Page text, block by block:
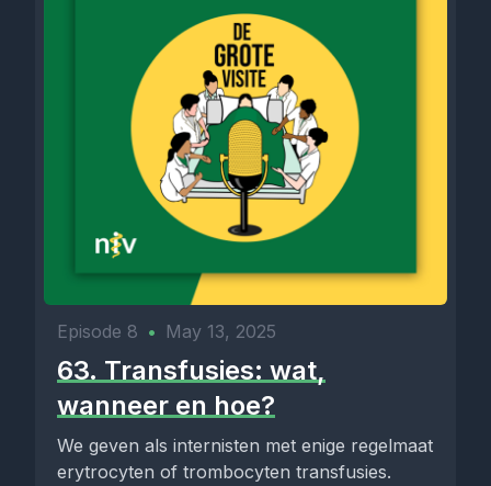
Episode 8 • May 13, 2025
63. Transfusies: wat,
wanneer en hoe?
We geven als internisten met enige regelmaat
erytrocyten of trombocyten transfusies.